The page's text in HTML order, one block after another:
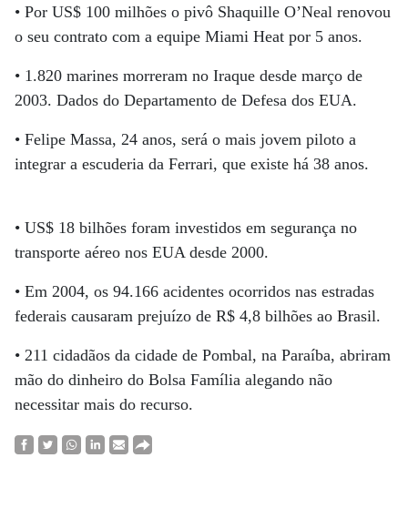
• Por US$ 100 milhões o pivô Shaquille O’Neal renovou
o seu contrato com a equipe Miami Heat por 5 anos.
• 1.820 marines morreram no Iraque desde março de
2003. Dados do Departamento de Defesa dos EUA.
• Felipe Massa, 24 anos, será o mais jovem piloto a
integrar a escuderia da Ferrari, que existe há 38 anos.
• US$ 18 bilhões foram investidos em segurança no
transporte aéreo nos EUA desde 2000.
• Em 2004, os 94.166 acidentes ocorridos nas estradas
federais causaram prejuízo de R$ 4,8 bilhões ao Brasil.
• 211 cidadãos da cidade de Pombal, na Paraíba, abriram
mão do dinheiro do Bolsa Família alegando não
necessitar mais do recurso.